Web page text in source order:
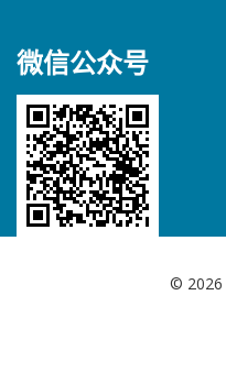
微信公众号
© 2026